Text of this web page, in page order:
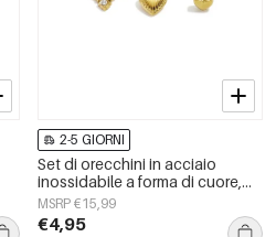
2-5 GIORNI
Set di orecchini in acciaio
inossidabile a forma di cuore,
semplici, della serie Daily
Simple, gioielli da donna.
MSRP €15,99
€4,95